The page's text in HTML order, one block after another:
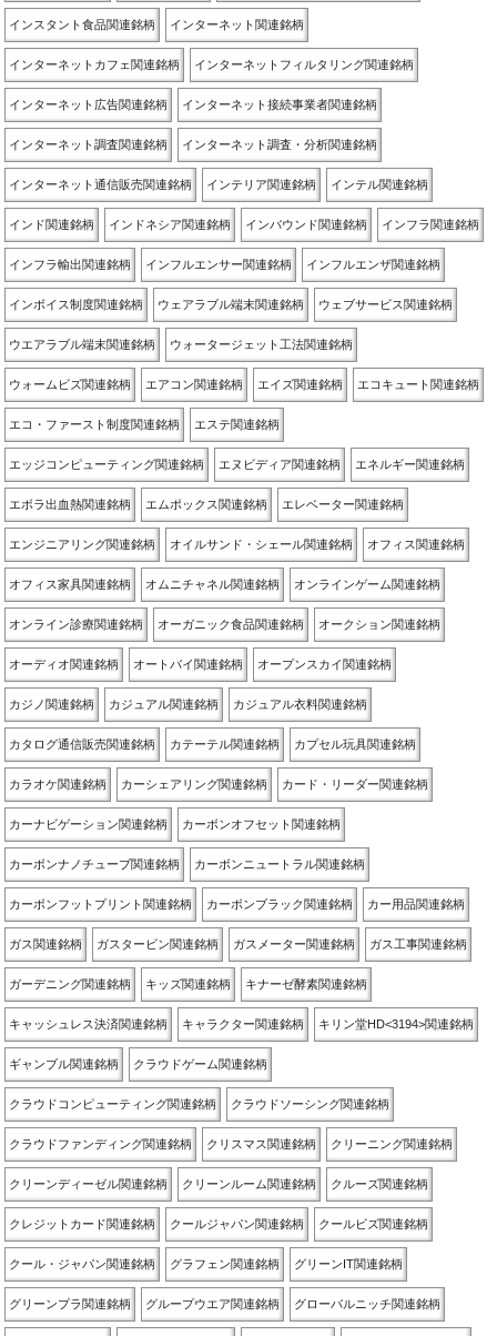
インスタント食品関連銘柄 インターネット関連銘柄
インターネットカフェ関連銘柄 インターネットフィルタリング関連銘柄
インターネット広告関連銘柄 インターネット接続事業者関連銘柄
インターネット調査関連銘柄 インターネット調査・分析関連銘柄
インターネット通信販売関連銘柄 インテリア関連銘柄 インテル関連銘柄
インド関連銘柄 インドネシア関連銘柄 インバウンド関連銘柄 インフラ関連銘柄
インフラ輸出関連銘柄 インフルエンサー関連銘柄 インフルエンザ関連銘柄
インボイス制度関連銘柄 ウェアラブル端末関連銘柄 ウェブサービス関連銘柄
ウエアラブル端末関連銘柄 ウォータージェット工法関連銘柄
ウォームビズ関連銘柄 エアコン関連銘柄 エイズ関連銘柄 エコキュート関連銘柄
エコ・ファースト制度関連銘柄 エステ関連銘柄
エッジコンピューティング関連銘柄 エヌビディア関連銘柄 エネルギー関連銘柄
エボラ出血熱関連銘柄 エムポックス関連銘柄 エレベーター関連銘柄
エンジニアリング関連銘柄 オイルサンド・シェール関連銘柄 オフィス関連銘柄
オフィス家具関連銘柄 オムニチャネル関連銘柄 オンラインゲーム関連銘柄
オンライン診療関連銘柄 オーガニック食品関連銘柄 オークション関連銘柄
オーディオ関連銘柄 オートバイ関連銘柄 オープンスカイ関連銘柄
カジノ関連銘柄 カジュアル関連銘柄 カジュアル衣料関連銘柄
カタログ通信販売関連銘柄 カテーテル関連銘柄 カプセル玩具関連銘柄
カラオケ関連銘柄 カーシェアリング関連銘柄 カード・リーダー関連銘柄
カーナビゲーション関連銘柄 カーボンオフセット関連銘柄
カーボンナノチューブ関連銘柄 カーボンニュートラル関連銘柄
カーボンフットプリント関連銘柄 カーボンブラック関連銘柄 カー用品関連銘柄
ガス関連銘柄 ガスタービン関連銘柄 ガスメーター関連銘柄 ガス工事関連銘柄
ガーデニング関連銘柄 キッズ関連銘柄 キナーゼ酵素関連銘柄
キャッシュレス決済関連銘柄 キャラクター関連銘柄 キリン堂HD<3194>関連銘柄
ギャンブル関連銘柄 クラウドゲーム関連銘柄
クラウドコンピューティング関連銘柄 クラウドソーシング関連銘柄
クラウドファンディング関連銘柄 クリスマス関連銘柄 クリーニング関連銘柄
クリーンディーゼル関連銘柄 クリーンルーム関連銘柄 クルーズ関連銘柄
クレジットカード関連銘柄 クールジャパン関連銘柄 クールビズ関連銘柄
クール・ジャパン関連銘柄 グラフェン関連銘柄 グリーンIT関連銘柄
グリーンプラ関連銘柄 グループウエア関連銘柄 グローバルニッチ関連銘柄